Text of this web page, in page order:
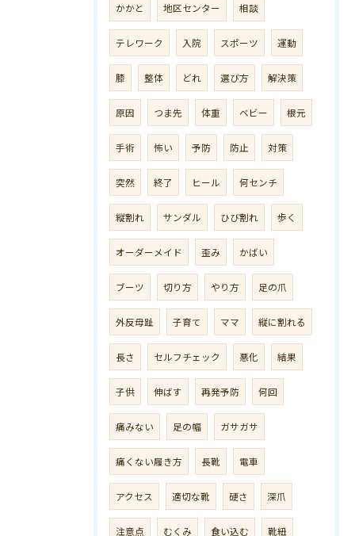
かかと 地区センター 相談
テレワーク 入院 スポーツ 運動
膝 整体 どれ 選び方 解決策
原因 つま先 体重 ベビー 根元
手術 怖い 予防 防止 対策
突然 終了 ヒール 何センチ
縦割れ サンダル ひび割れ 歩く
オーダーメイド 歪み かばい
ブーツ 切り方 やり方 足の爪
外反母趾 子育て ママ 縦に割れる
長さ セルフチェック 悪化 結果
子供 伸ばす 再発予防 何回
痛みない 足の幅 ガサガサ
痛くない履き方 長靴 電車
アクセス 適切な靴 硬さ 深爪
注意点 むくみ 食い込む 靴紐